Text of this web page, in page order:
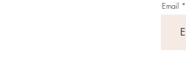
Email